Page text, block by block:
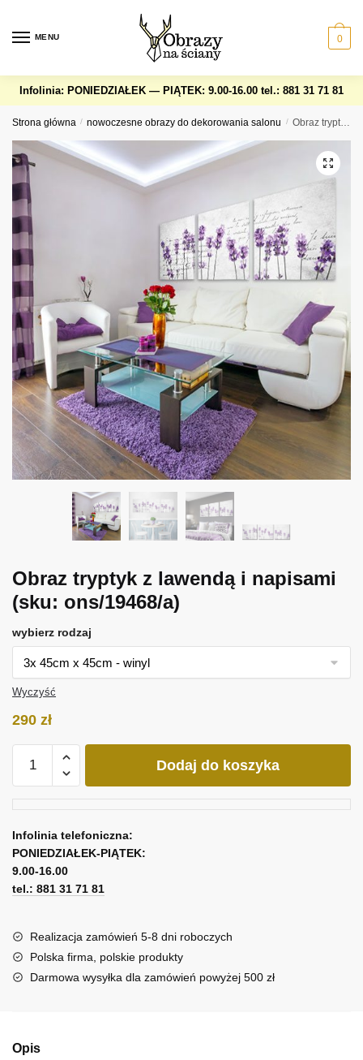
navigation
content
MENU 0
Infolinia: PONIEDZIAŁEK — PIĄTEK: 9.00-16.00 tel.: 881 31 71 81
Strona główna / nowoczesne obrazy do dekorowania salonu / Obraz tryptyk z lawendą i napisami
Obraz tryptyk z lawendą i napisami
(sku: ons/19468/a)
wybierz rodzaj
Wyczyść
290 zł
Obraz
lawendą
i
napisami
Dodaj do koszyka
Infolinia telefoniczna:
PONIEDZIAŁEK-PIĄTEK:
9.00-16.00
tel.: 881 31 71 81
Realizacja zamówień 5-8 dni roboczych
Polska firma, polskie produkty
Darmowa wysyłka dla zamówień powyżej 500 zł
Opis